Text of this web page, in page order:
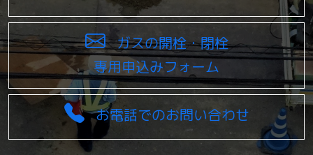
ガスの開栓・閉栓
専用申込みフォーム
お電話でのお問い合わせ